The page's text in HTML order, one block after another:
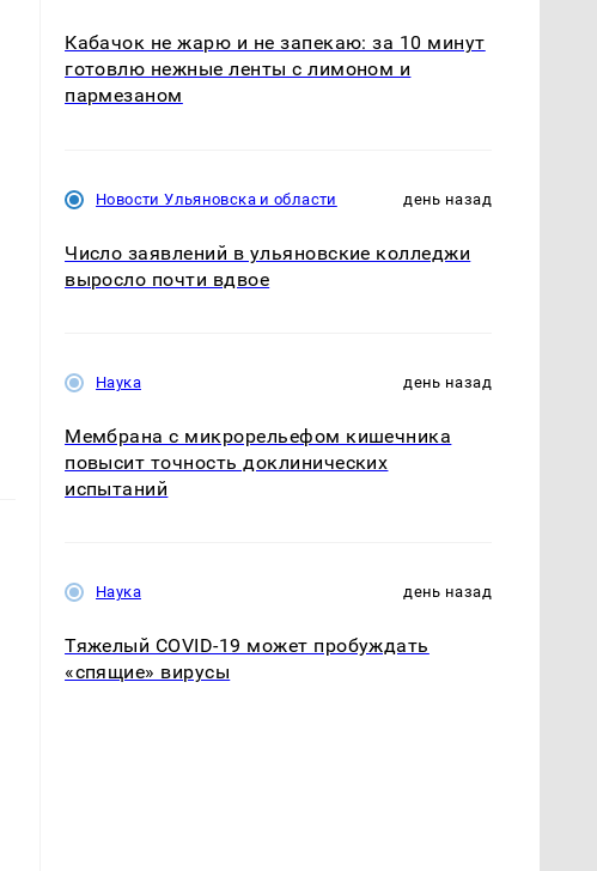
Кабачок не жарю и не запекаю: за 10 минут
готовлю нежные ленты с лимоном и
пармезаном
Новости Ульяновска и области день назад
Число заявлений в ульяновские колледжи
выросло почти вдвое
Наука день назад
Мембрана с микрорельефом кишечника
повысит точность доклинических
испытаний
Наука день назад
Тяжелый COVID-19 может пробуждать
«спящие» вирусы